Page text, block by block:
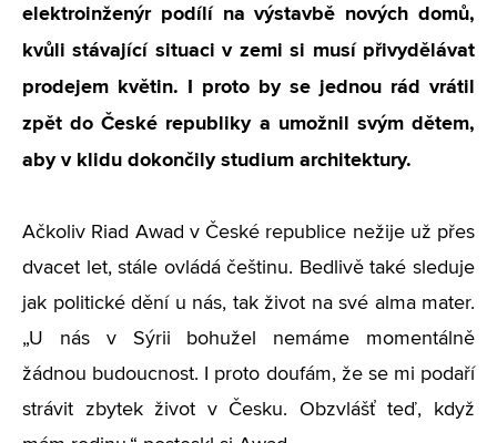
elektroinženýr podílí na výstavbě nových domů,
kvůli stávající situaci v zemi si musí přivydělávat
prodejem květin. I proto by se jednou rád vrátil
zpět do České republiky a umožnil svým dětem,
aby v klidu dokončily studium architektury.
Ačkoliv Riad Awad v České republice nežije už přes
dvacet let, stále ovládá češtinu. Bedlivě také sleduje
jak politické dění u nás, tak život na své alma mater.
„U nás v Sýrii bohužel nemáme momentálně
žádnou budoucnost. I proto doufám, že se mi podaří
strávit zbytek život v Česku. Obzvlášť teď, když